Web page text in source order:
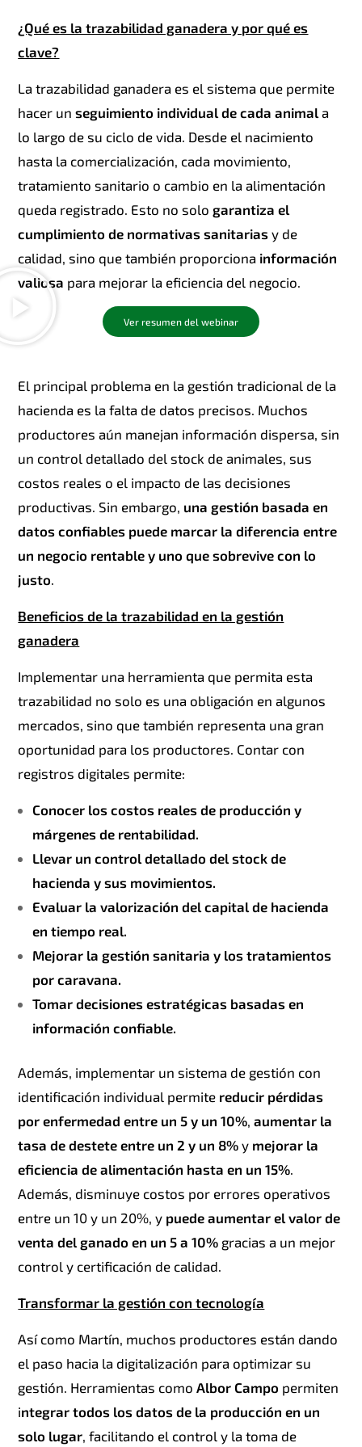
¿Qué es la trazabilidad ganadera y por qué es
clave?
La trazabilidad ganadera es el sistema que permite
hacer un seguimiento individual de cada animal a
lo largo de su ciclo de vida. Desde el nacimiento
hasta la comercialización, cada movimiento,
tratamiento sanitario o cambio en la alimentación
queda registrado. Esto no solo garantiza el
cumplimiento de normativas sanitarias y de
calidad, sino que también proporciona información
valiosa para mejorar la eficiencia del negocio.
Ver resumen del webinar
El principal problema en la gestión tradicional de la
hacienda es la falta de datos precisos. Muchos
productores aún manejan información dispersa, sin
un control detallado del stock de animales, sus
costos reales o el impacto de las decisiones
productivas. Sin embargo, una gestión basada en
datos confiables puede marcar la diferencia entre
un negocio rentable y uno que sobrevive con lo
justo.
Beneficios de la trazabilidad en la gestión
ganadera
Implementar una herramienta que permita esta
trazabilidad no solo es una obligación en algunos
mercados, sino que también representa una gran
oportunidad para los productores. Contar con
registros digitales permite:
Conocer loscostos reales de producción y
márgenesde rentabilidad.
Llevar un control detallado del stock de
hacienda y sus movimientos.
Evaluar lavalorización del capital de hacienda
en tiempo real.
Mejorar la gestión sanitaria y los tratamientos
por caravana.
Tomardecisiones estratégicas basadas en
información confiable.
Además, implementar un sistema de gestión con
identificación individual permite reducir pérdidas
por enfermedad entre un 5 y un 10%,aumentar la
tasa de destete entre un 2 y un 8% y mejorar la
eficiencia de alimentación hasta en un 15%.
Además, disminuye costos por errores operativos
entre un 10 y un 20%, y puede aumentar el valor de
venta del ganado en un 5 a 10% gracias a un mejor
control y certificación de calidad.
Transformar la gestión con tecnología
Así como Martín, muchos productores están dando
el paso hacia la digitalización para optimizar su
gestión. Herramientas comoAlbor Campo permiten
integrar todos los datos de la producción en un
solo lugar, facilitando el control y la toma de